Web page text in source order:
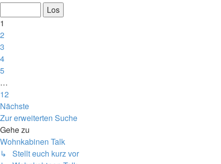
1
2
3
4
5
…
12
Nächste
Zur erweiterten Suche
Gehe zu
Wohnkabinen Talk
↳ Stellt euch kurz vor